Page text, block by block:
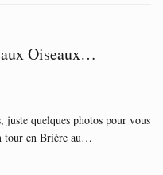
Oiseaux…
juste quelques photos pour vous
tour en Brière au…